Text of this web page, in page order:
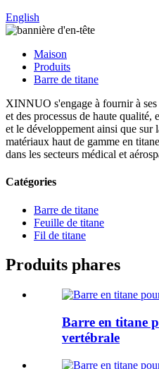
English
Maison
Produits
Barre de titane
XINNUO s'engage à fournir à
et des processus de haute qualité,
et le développement ainsi que sur
matériaux haut de gamme en
dans les secteurs médical et
Catégories
Barre de titane
Feuille de titane
Fil de titane
Produits phares
Barre en titane
vertébrale